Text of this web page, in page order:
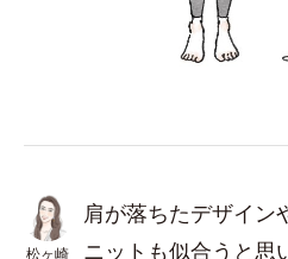
松ヶ崎
肩が落ちたデザイン
ニットも似合うと思